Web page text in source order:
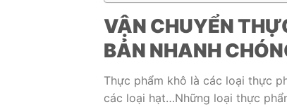
VẬN CHUYỂN
BẢN NHANH
Thực phẩm khô là các loại thực
các loại hạt…Những loại thực